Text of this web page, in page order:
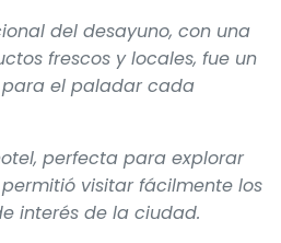
del desayuno, con una
frescos y locales, fue un
el paladar cada
perfecta para explorar
visitar fácilmente los
interés de la ciudad.